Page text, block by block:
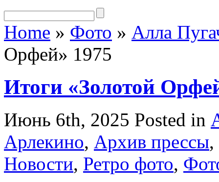
Home » Фото » Алла
Орфей» 1975
Итоги «Золотой
Июнь 6th, 2025 Posted in
Арлекино, Архив прессы,
Новости, Ретро фото,